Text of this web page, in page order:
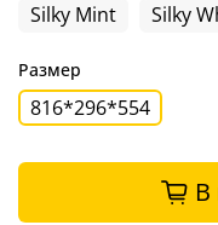
Silky Mint
Silky
Размер
816*296*554
В